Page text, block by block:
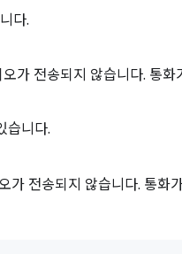
다.
가 전송되지 않습니다. 통화
습니다.
가 전송되지 않습니다. 통화